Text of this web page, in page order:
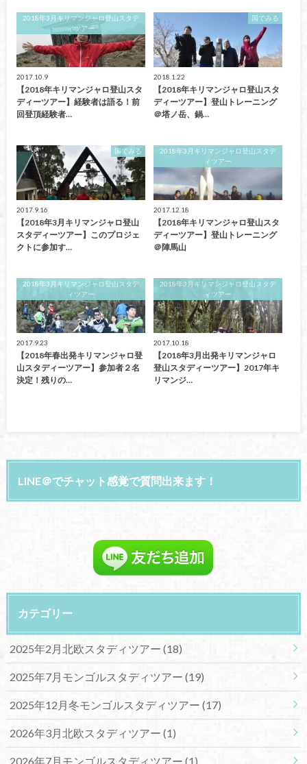
2018年3月キリマンジャロ登山スタデ
ィツアー
2017.10.9
【2018年キリマンジャロ登山スタ
ディーツアー】経験者は語る！前
回登頂経験者…
国でみる
2018.1.22
【2018年キリマンジャロ登山スタ
ディーツアー】登山トレーニング
＠塔ノ岳、鍋…
国でみる
2017.9.16
【2018年3月キリマンジャロ登山
スタディーツアー】このプロジェ
クトに参加す…
2018年3月キリマンジャロ登山スタデ
ィツアー
2017.12.18
【2018年キリマンジャロ登山スタ
ディーツアー】登山トレーニング
＠陣馬山
2018年3月キリマンジャロ登山スタデ
ィツアー
2017.9.23
【2018年春出発キリマンジャロ登
山スタディーツアー】参加者２名
決定！残りの…
2018年3月キリマンジャロ登山スタデ
ィツアー
2017.10.18
【2018年3月出発キリマンジャロ
登山スタディーツアー】2017年キ
リマンジ…
LINE＠でチャット感覚で質問出来ます！
カテゴリー
2025年2月北欧スタディツアー (18)
2025年7月モンゴルスタディツアー (19)
2025年12月冬モンゴルスタディツアー (17)
2026年3月北欧スタディツアー (1)
2026年7月モンゴルスタディツアー (1)